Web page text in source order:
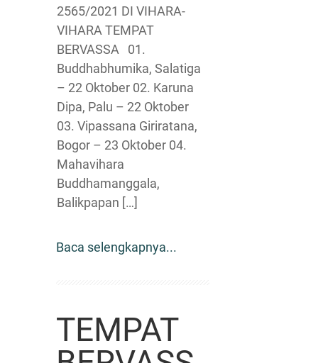
2565/2021 DI VIHARA-
VIHARA TEMPAT
BERVASSA 01.
Buddhabhumika, Salatiga
– 22 Oktober 02. Karuna
Dipa, Palu – 22 Oktober
03. Vipassana Giriratana,
Bogor – 23 Oktober 04.
Mahavihara
Buddhamanggala,
Balikpapan […]
Baca selengkapnya...
TEMPAT